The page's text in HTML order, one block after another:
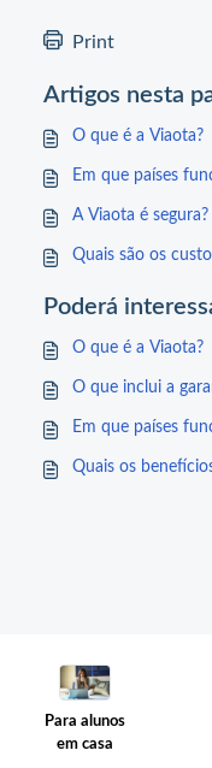
Print
Artigos nesta
O que é a Viaota?
Em que países
A Viaota é segura?
Quais são os
Poderá
O que é a Viaota?
O que inclui a
Em que países
Quais os
Para alunos
em casa